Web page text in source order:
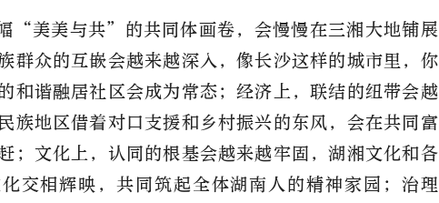
“美美与共” 的共同体画卷，会慢慢在三湘大地铺展
群众的互嵌会越来越深入，像长沙这样的城市里，你
和谐融居社区会成为常态；经济上，联结的纽带会越
族地区借着对口支援和乡村振兴的东风，会在共同富
；文化上，认同的根基会越来越牢固，湖湘文化和各
交相辉映，共同筑起全体湖南人的精神家园；治理